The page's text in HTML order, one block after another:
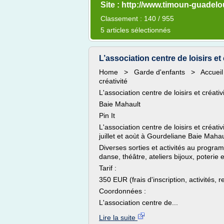
Site : http://www.timoun-
Classement : 140 / 955
5 articles sélectionnés
L’association centre de loisirs et
Home > Garde d'enfants > Accueil
créativité
L'association centre de loisirs et
Baie Mahault
Pin It
L'association centre de loisirs et
juillet et aoùt à Gourdeliane Baie
Diverses sorties et activités au
danse, théâtre, ateliers bijoux, poterie
Tarif :
350 EUR (frais d'inscription, activités,
Coordonnées :
L'association centre de...
Lire la suite